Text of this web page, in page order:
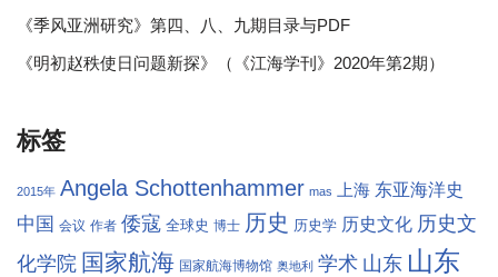
《季风亚洲研究》第四、八、九期目录与PDF
《明初赵秩使日问题新探》（《江海学刊》2020年第2期）
标签
2015年 Angela Schottenhammer mas 上海 东亚海洋史
中国 会议 作者 倭寇 全球史 博士 历史 历史学 历史文化 历史文
化学院 国家航海 国家航海博物馆 奥地利 学术 山东 山东